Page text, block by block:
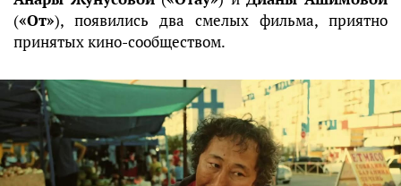
(«От»), появились два смелых фильма, приятно
принятых кино-сообществом.